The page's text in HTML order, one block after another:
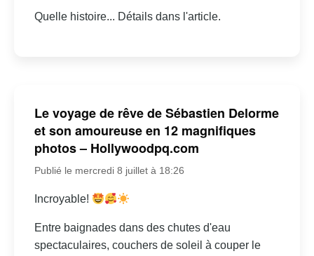
Quelle histoire... Détails dans l'article.
Le voyage de rêve de Sébastien Delorme
et son amoureuse en 12 magnifiques
photos – Hollywoodpq.com
Publié le mercredi 8 juillet à 18:26
Incroyable!
Entre baignades dans des chutes d'eau
spectaculaires, couchers de soleil à couper le